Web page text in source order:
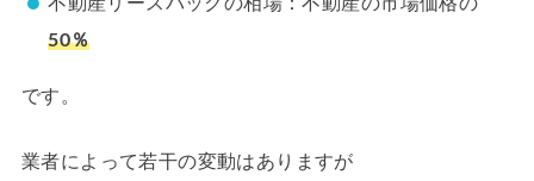
50％
です。
業者によって若干の変動はありますが